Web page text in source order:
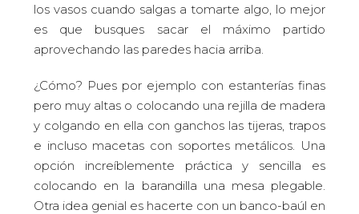
los vasos cuando salgas a tomarte algo, lo mejor
es que busques sacar el máximo partido
aprovechando las paredes hacia arriba.
¿Cómo? Pues por ejemplo con estanterías finas
pero muy altas o colocando una rejilla de madera
y colgando en ella con ganchos las tijeras, trapos
e incluso macetas con soportes metálicos. Una
opción increíblemente práctica y sencilla es
colocando en la barandilla una mesa plegable.
Otra idea genial es hacerte con un banco-baúl en